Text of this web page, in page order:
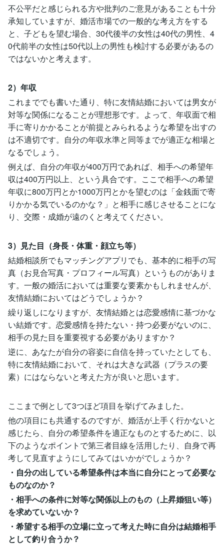
不公平だと感じられる方や批判のご意見があることも十分
承知していますが、婚活市場での一般的な考え方をする
と、子どもを望む場合、30代後半の女性は40代の男性、4
0代前半の女性は50代以上の男性も検討する必要があるの
ではないかと考えます。
2）年収
これまででも書いた通り、特に友情結婚においては男女が
対等な関係になることが理想形です。よって、年収面で相
手に寄りかかることが前提とみられるような希望を出すの
は不適切です。自分の年収水準と同等までが適正な相場と
なるでしょう。
例えば、自分の年収が400万円であれば、相手への希望年
収は400万円以上、という具合です。ここで相手への希望
年収に800万円とか1000万円とかを望むのは「金銭面で寄
りかかる気でいるのかな？」と相手に感じさせることにな
り、交際・成婚が遠のくと考えてください。
3）見た目（身長・体重・顔立ち等）
結婚相談所でもマッチングアプリでも、基本的に相手の写
真（お見合写真・プロフィール写真）というものがありま
す。一般の婚活においては重要な要素かもしれませんが、
友情結婚においてはどうでしょうか？
繰り返しになりますが、友情結婚とは恋愛感情に基づかな
い結婚です。恋愛感情を持たない・持つ必要がないのに、
相手の見た目を重要視する必要がありますか？
逆に、あなたが自分の容姿に自信を持っていたとしても、
特に友情結婚において、それは大きな武器（プラスの要
素）にはならないと考えた方が良いと思います。
ここまで例として3つほど項目を挙げてみました。
他の項目にも共通するのですが、婚活が上手く行かないと
感じたら、自分の希望条件を適正なものとするために、以
下のようなポイントで第三者目線を活用したり、自身で再
考して見直すようにしてみてはいかがでしょうか？
・自分の出している希望条件は本当に自分にとって必要な
ものなのか？
・相手への条件に対等な関係以上のもの（上昇婚狙い等）
を求めていないか？
・希望する相手の立場に立って考えた時に自分は結婚相手
として釣り合うか？